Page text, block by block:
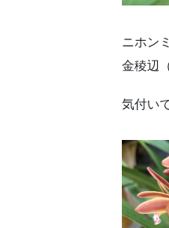
ニホン
金稜辺
気付い